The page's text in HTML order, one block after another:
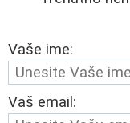
Vaše ime:
Vaš email: